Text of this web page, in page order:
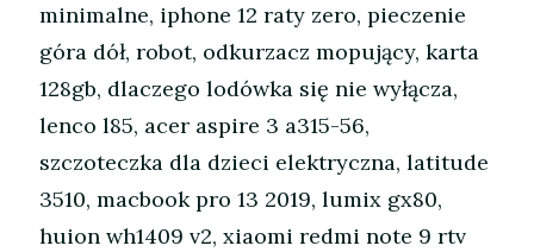
minimalne, iphone 12 raty zero, pieczenie
góra dół, robot, odkurzacz mopujący, karta
128gb, dlaczego lodówka się nie wyłącza,
lenco l85, acer aspire 3 a315-56,
szczoteczka dla dzieci elektryczna, latitude
3510, macbook pro 13 2019, lumix gx80,
huion wh1409 v2, xiaomi redmi note 9 rtv